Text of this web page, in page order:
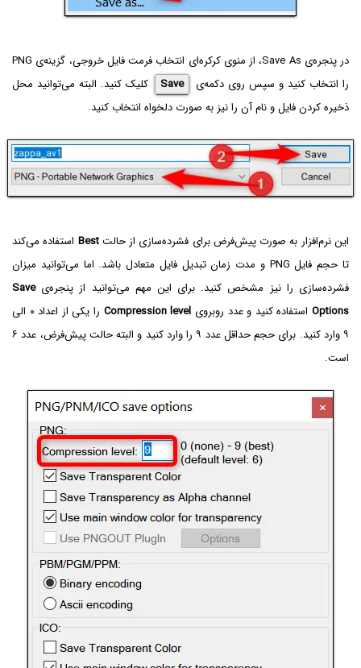
در پنجره‌ی Save As، از منوی کرکره‌ای انتخاب فرمت فایل خروجی، گزینه‌ی PNG
را انتخاب کنید و سپس روی دکمه‌ی
Save
کلیک کنید. البته می‌توانید محل
ذخیره کردن فایل و نام آن را نیز به صورت دلخواه انتخاب کنید.
این نرم‌افزار به صورت پیش‌فرض برای فشرده‌سازی از حالتBest استفاده می‌کند
تا حجم فایل PNG و مدت زمان تبدیل فایل متعادل باشد. اما می‌توانید میزان
فشرده‌سازی را نیز مشخص کنید. برای این مهم می‌توانید از پنجره‌یSave
Optionsاستفاده کنید و عدد روبروی Compression level
را یکی از اعداد ۰ الی
۹ وارد کنید. برای حجم حداقل عدد ۹ را وارد کنید و البته حالت پیش‌فرض، عدد ۶
است.